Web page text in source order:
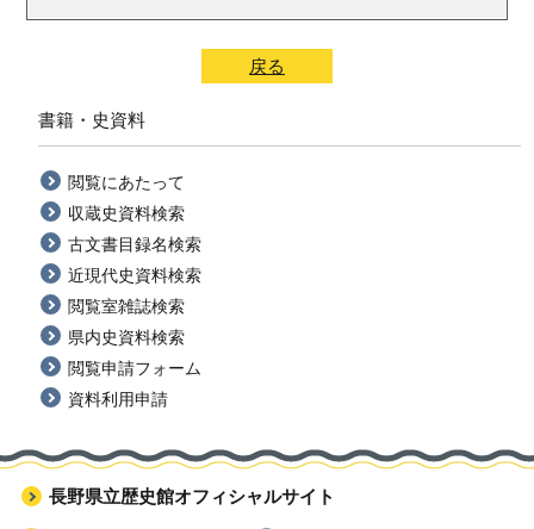
戻る
書籍・史資料
閲覧にあたって
収蔵史資料検索
古文書目録名検索
近現代史資料検索
閲覧室雑誌検索
県内史資料検索
閲覧申請フォーム
資料利用申請
長野県立歴史館オフィシャルサイト